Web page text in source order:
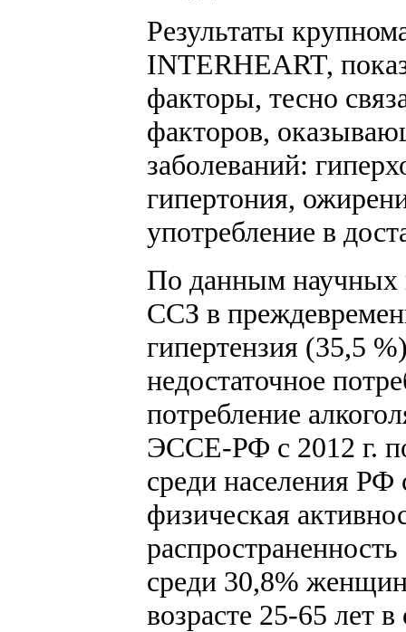
Результаты
INTERHEART,
факторы, тесно
факторов,
заболеваний:
гипертония,
употребление в
По данным научных
ССЗ в
гипертензия (35,5
недостаточное
потребление
ЭССЕ-РФ с 2012 г. по
среди населения
физическая
среди 30,8%
возрасте 25-65 лет